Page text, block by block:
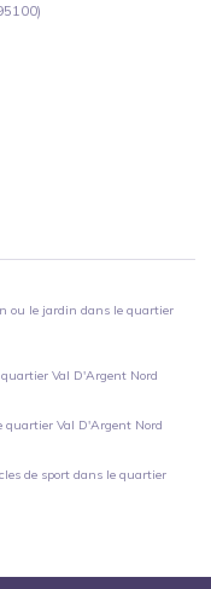
ou le jardin dans le quartier
quartierVal D'Argent Nord
quartierVal D'Argent Nord
de sport dans le quartier